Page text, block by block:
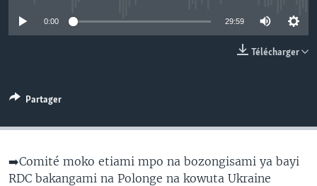
SCIENCE/TECHNOLOGIE
0:00 29:59
Télécharger
Partager
➡️Comité moko etiami mpo na bozongisami ya bayi
RDC bakangami na Polonge na kowuta Ukraine